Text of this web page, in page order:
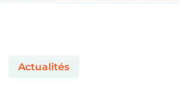
Actualités